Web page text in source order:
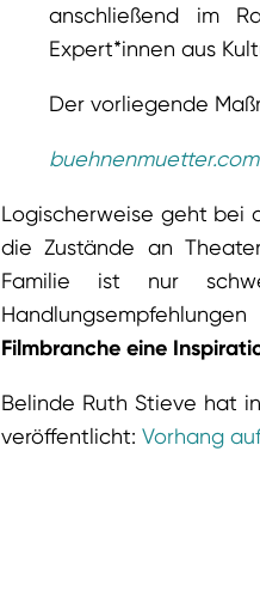
anschließend im
Expert*innen aus
Der vorliegende
buehnenmuetter.com
Logischerweise geht bei
die Zustände an
Familie ist nur
Filmbranche eine
Belinde Ruth Stieve hat
veröffentlicht: Vorhang